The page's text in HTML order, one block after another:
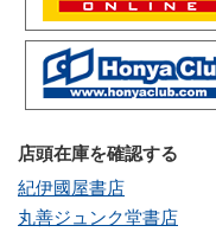
店頭在庫を確認する
紀伊國屋書店
丸善ジュンク堂書店